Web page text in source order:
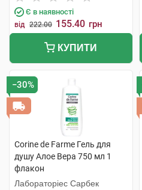
Є в наявності
від 222.00 155.40 грн
КУПИТИ
−30%
Corine de Farme Гель для
душу Алое Вера 750 мл 1
флакон
Лабораторіес Сарбек